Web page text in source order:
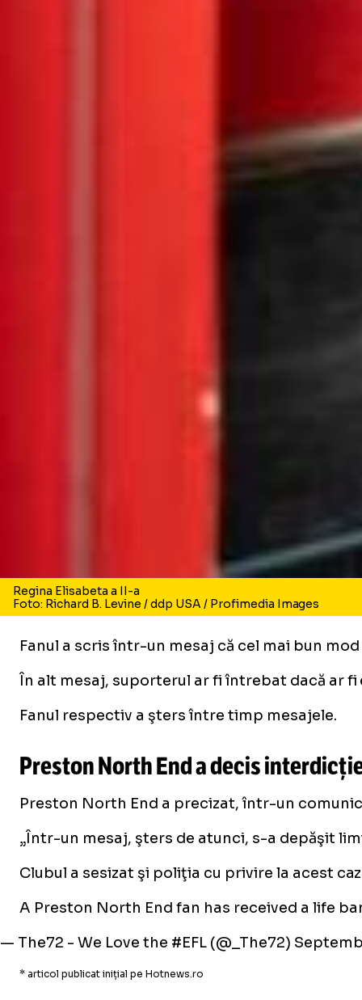
Regina Elisabeta a II-a
Foto: Richard B. Levine / ddp USA / Profimedia Images
Fanul a scris într-un mesaj că cel mai bun
În alt mesaj, suporterul ar fi întrebat dacă ar
Fanul respectiv a şters între timp mesajele.
Preston North End a decis
Preston North End a precizat, într-un
„Într-un mesaj, şters de atunci, s-a depăşit
Clubul a sesizat şi poliţia cu privire la acest
A Preston North End fan has received a life
— The72 - We Love the #EFL (@_The72)
* articol publicat inițial pe Hotnews.ro